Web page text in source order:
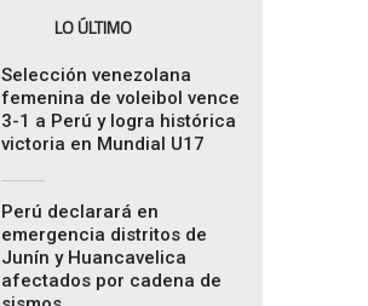
LO ÚLTIMO
Selección venezolana
femenina de voleibol vence
3-1 a Perú y logra histórica
victoria en Mundial U17
Perú declarará en
emergencia distritos de
Junín y Huancavelica
afectados por cadena de